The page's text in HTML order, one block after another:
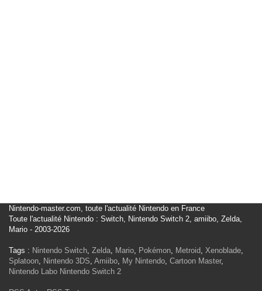
Nintendo-master.com, toute l'actualité Nintendo en France
Toute l'actualité Nintendo : Switch, Nintendo Switch 2, amiibo, Zelda,
Mario - 2003-2026
Tags : Nintendo Switch, Zelda, Mario, Pokémon, Metroid, Xenoblade,
Splatoon, Nintendo 3DS, Amiibo, My Nintendo, Cartoon Master,
Nintendo Labo Nintendo Switch 2